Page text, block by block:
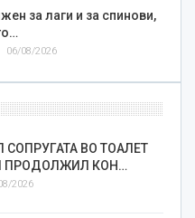
за лаги и за спинови,
06/08/2026
СОПРУГАТА ВО ТОАЛЕТ
ПРОДОЛЖИЛ КОН…
2026